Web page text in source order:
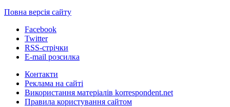
Повна версія сайту
Facebook
Twitter
RSS-стрічки
E-mail розсилка
Контакти
Реклама на сайті
Використання матеріалів korrespondent.net
Правила користування сайтом